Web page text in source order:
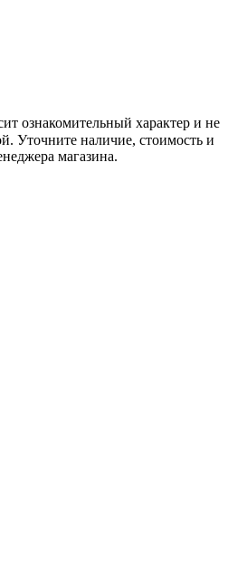
ознакомительный характер и не
Уточните наличие, стоимость и
магазина.